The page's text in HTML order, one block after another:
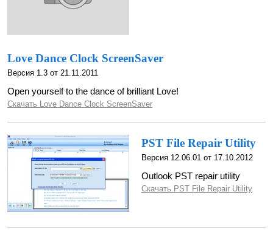
Love Dance Clock ScreenSaver
Версия 1.3 от 21.11.2011
Open yourself to the dance of brilliant Love!
Скачать Love Dance Clock ScreenSaver
PST File Repair Utility
Версия 12.06.01 от 17.10.2012
Outlook PST repair utility
Скачать PST File Repair Utility